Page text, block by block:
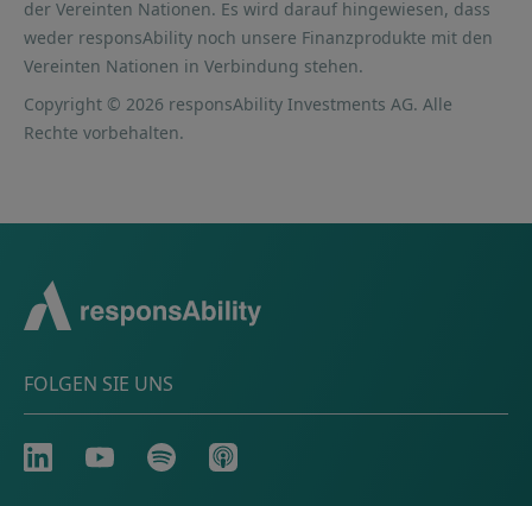
der Vereinten Nationen. Es wird darauf hingewiesen, dass
weder responsAbility noch unsere Finanzprodukte mit den
Vereinten Nationen in Verbindung stehen.
Copyright © 2026 responsAbility Investments AG. Alle
Rechte vorbehalten.
FOLGEN SIE UNS
LinkedInYoutubeSpotify Apple